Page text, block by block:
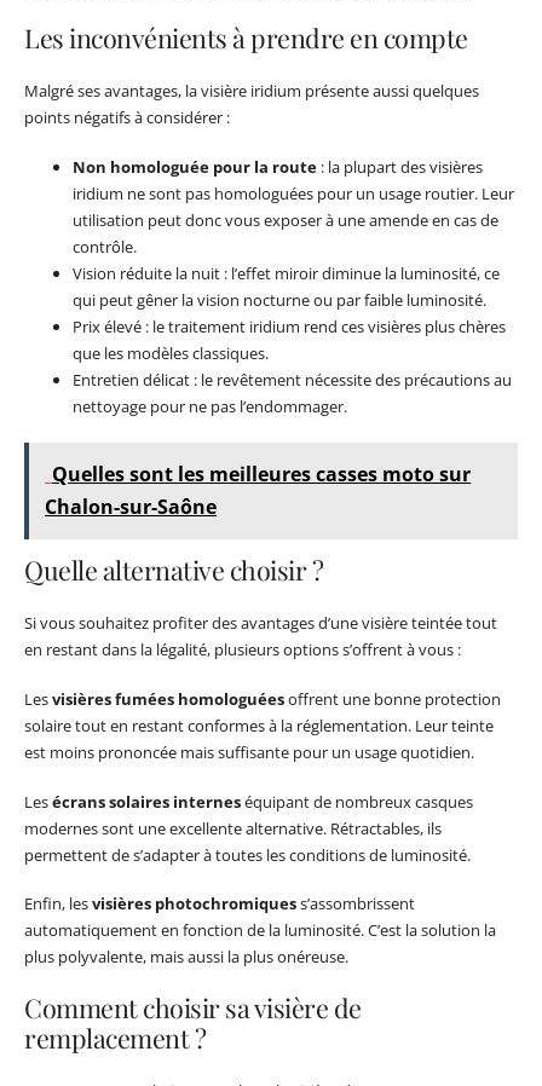
Les inconvénients à prendre en compte
Malgré ses avantages, la visière iridium présente aussi quelques
points négatifs à considérer :
Non homologuée pour la route : la plupart des visières
iridium ne sont pas homologuées pour un usage routier. Leur
utilisation peut donc vous exposer à une amende en cas de
contrôle.
Vision réduite la nuit : l’effet miroir diminue la luminosité, ce
qui peut gêner la vision nocturne ou par faible luminosité.
Prix élevé : le traitement iridium rend ces visières plus chères
que les modèles classiques.
Entretien délicat : le revêtement nécessite des précautions au
nettoyage pour ne pas l’endommager.
Quelles sont les meilleures casses moto sur
Chalon-sur-Saône
Quelle alternative choisir ?
Si vous souhaitez profiter des avantages d’une visière teintée tout
en restant dans la légalité, plusieurs options s’offrent à vous :
Lesvisières fumées homologuéesoffrent une bonne protection
solaire tout en restant conformes à la réglementation. Leur teinte
est moins prononcée mais suffisante pour un usage quotidien.
Lesécrans solaires interneséquipant de nombreux casques
modernes sont une excellente alternative. Rétractables, ils
permettent de s’adapter à toutes les conditions de luminosité.
Enfin, lesvisières photochromiquess’assombrissent
automatiquement en fonction de la luminosité. C’est la solution la
plus polyvalente, mais aussi la plus onéreuse.
Comment choisir sa visière de
remplacement ?